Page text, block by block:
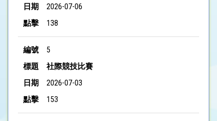
2026-07-06
138
5
社際競技比賽
2026-07-03
153